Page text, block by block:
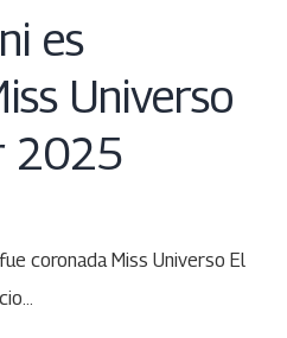
es
Universo
2025
coronada Miss Universo El